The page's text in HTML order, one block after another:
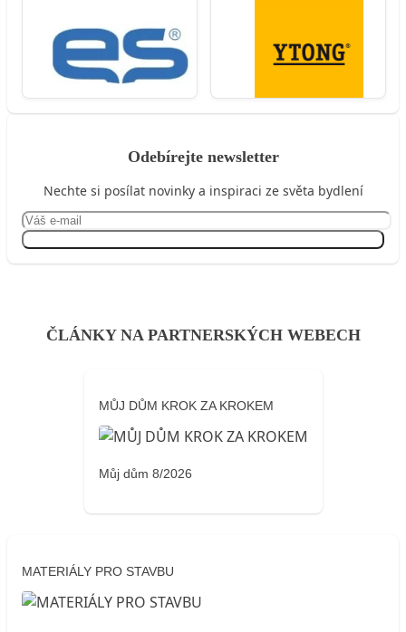
Odebírejte newsletter
Nechte si posílat novinky a inspiraci ze světa bydlení
ČLÁNKY NA PARTNERSKÝCH WEBECH
MŮJ DŮM KROK ZA KROKEM
Můj dům 8/2026
MATERIÁLY PRO STAVBU